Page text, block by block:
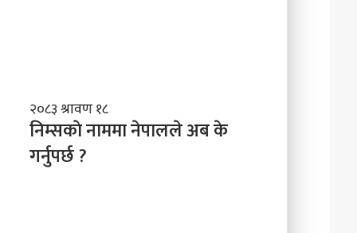
नि
म्स
काे
ना
२०८३ श्रावण १८
निम्सकाे नाममा नेपालले अब के
गर्नुपर्छ ?